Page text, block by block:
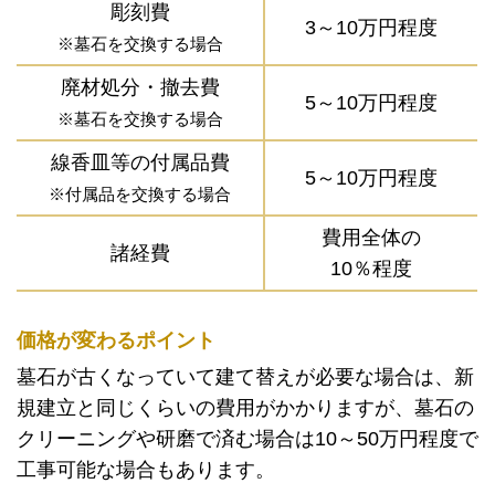
彫刻費
※墓石を交換する場合
3～10万円程度
廃材処分・撤去費
※墓石を交換する場合
5～10万円程度
線香皿等の付属品費
※付属品を交換する場合
5～10万円程度
諸経費
費用全体の
10％程度
価格が変わるポイント
墓石が古くなっていて建て替えが必要な場合は、新
規建立と同じくらいの費用がかかりますが、墓石の
クリーニングや研磨で済む場合は10～50万円程度で
工事可能な場合もあります。